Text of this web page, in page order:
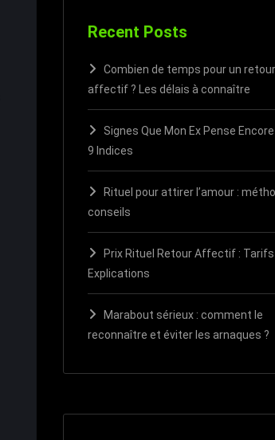
Recent Posts
Combien de temps pour un retour
affectif ? Les délais à connaître
Signes Que Mon Ex Pense Encore
9 Indices
Rituel pour attirer l’amour :
conseils
Prix Rituel Retour Affectif :
Explications
Marabout sérieux : comment le
reconnaître et éviter les arnaques ?